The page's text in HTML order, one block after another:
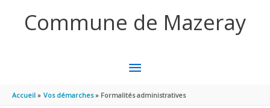
Commune de Mazeray
MENU
PRINCIPAL
Accueil Vos démarches Formalités administratives